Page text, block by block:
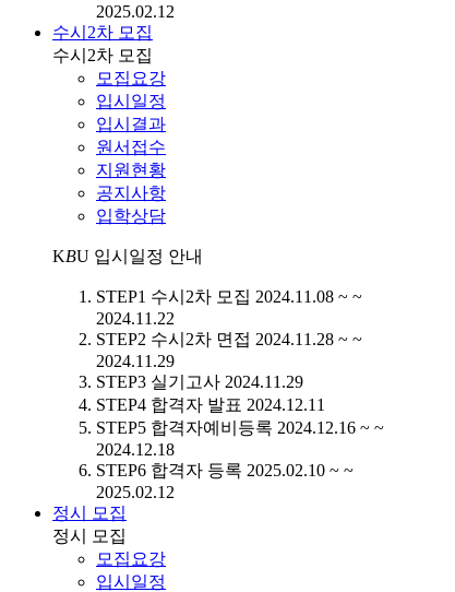
2025.02.12
수시2차 모집
수시2차 모집
모집요강
입시일정
입시결과
원서접수
지원현황
공지사항
입학상담
KBU 입시일정 안내
STEP1 수시2차 모집 2024.11.08 ~ ~
2024.11.22
STEP2 수시2차 면접 2024.11.28 ~ ~
2024.11.29
STEP3 실기고사 2024.11.29
STEP4 합격자 발표 2024.12.11
STEP5 합격자예비등록 2024.12.16 ~ ~
2024.12.18
STEP6 합격자 등록 2025.02.10 ~ ~
2025.02.12
정시 모집
정시 모집
모집요강
입시일정